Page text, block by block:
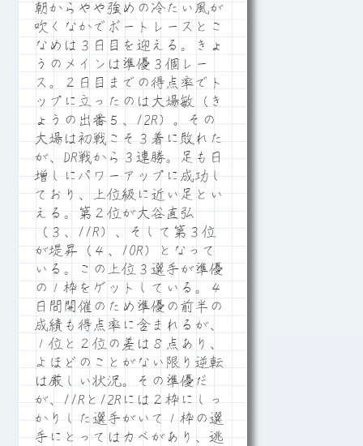
朝からやや強めの冷たい風が
吹くなかでボートレースとこ
なめは３日目を迎える。きょ
うのメインは準優３個レー
ス。２日目までの得点率でト
ップに立ったのは大場敏（き
ょうの出番５、12R）。その
大場は初戦こそ３着に敗れた
が、DR戦から３連勝。足も日
増しにパワーアップに成功し
ており、上位級に近い足とい
える。第２位が大谷直弘
（３、11R）、そして第３位
が堤昇（４、10R）となって
いる。この上位３選手が準優
の１枠をゲットしている。４
日間開催のため準優の前半の
成績も得点率に含まれるが、
１位と２位の差は８点あり、
よほどのことがない限り逆転
は厳しい状況。その準優だ
が、11Rと12Rには２枠にしっ
かりした選手がいて１枠の選
手にとってはカベがあり、逃